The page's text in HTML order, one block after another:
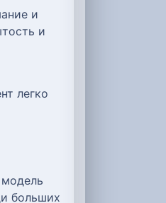
и
и
легко
больших